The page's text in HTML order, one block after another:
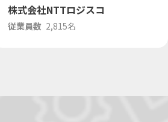
株式会社NTTロジスコ
従業員数 2,815名